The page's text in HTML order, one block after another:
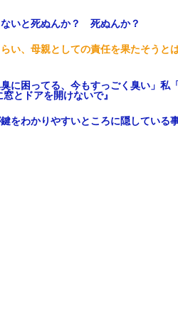
いと死ぬんか？ 死ぬんか？
い、母親としての責任を果たそうと
に困ってる、今もすっごく臭い」私
とドアを開けないで』
をわかりやすいところに隠している